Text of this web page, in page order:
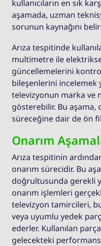
kullanıcıların en sık
aşamada, uzman
sorunun kaynağını
Arıza tespitinde
multimetre ile
güncellemelerini
bileşenlerini incelemek
televizyonun marka ve
gösterebilir. Bu aşama,
süreceğine dair de ön
Onarım
Arıza tespitinin
onarım sürecidir. Bu
doğrultusunda gerekli
onarım işlemleri
televizyon tamircileri,
veya uyumlu yedek
ederler. Kullanılan
gelecekteki